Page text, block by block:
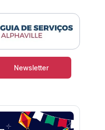
Newsletter